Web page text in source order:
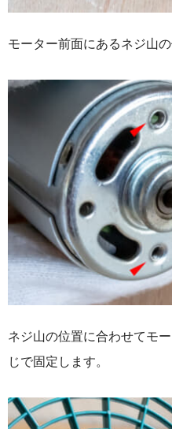
モーター前面にあるネジ山
ネジ山の位置に合わせてモ
じで固定します。